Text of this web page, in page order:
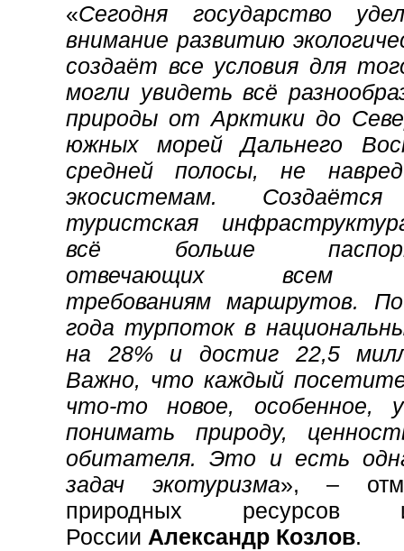
«Сегодня государство
внимание развитию
создаёт все условия для
могли увидеть всё
природы от Арктики до
южных морей Дальнего
средней полосы, не
экосистемам. Создаётся
туристская
всё больше
отвечающих всем
требованиям маршрутов.
года турпоток в
на 28% и достиг 22,5
Важно, что каждый
что-то новое, особенное,
понимать природу,
обитателя. Это и есть
задач экотуризма», –
природных ресурсов
России Александр Козлов.